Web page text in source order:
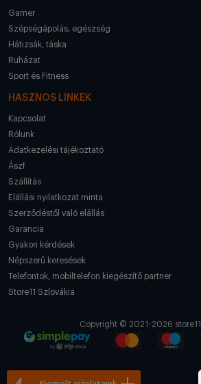
Gamer
Szépségápolás, egészség
Hátizsák, táska
Ruházat
Sport és Fitness
HASZNOS LINKEK
Kapcsolat
Rólunk
Adatkezelési tájékoztató
Ászf
Szállítás
Elállási nyilatkozat minta
Szerződéstől való elállás
Garancia
Gyakori kérdések
Népszerű keresések
Telefontok, mobiltelefon kiegészítő partner
Store11 Szlovákia
Copyright © 2021-2026